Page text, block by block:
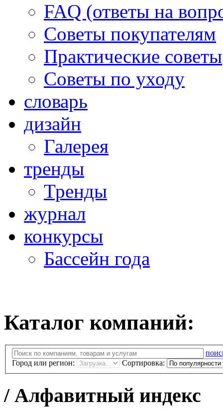
FAQ (ответы на
Советы покупателям
Практические советы
Советы по уходу
словарь
дизайн
Галерея
тренды
Тренды
журнал
конкурсы
Бассейн года
Каталог компаний:
Город или регион:
Сортировка:
/Алфавитный индекс